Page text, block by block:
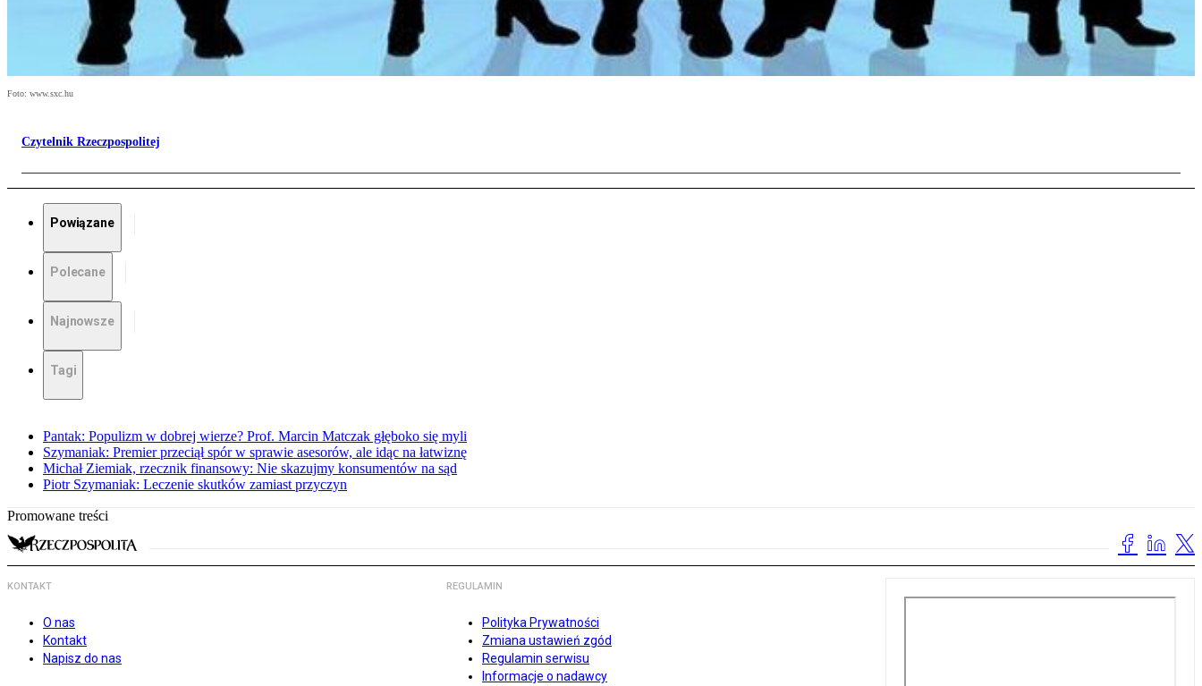
Foto: www.sxc.hu
Czytelnik Rzeczpospolitej
Powiązane
Polecane
Najnowsze
Tagi
Pantak: Populizm w dobrej wierze? Prof. Marcin Matczak głęboko się myli
Szymaniak: Premier przeciął spór w sprawie asesorów, ale idąc na łatwiznę
Michał Ziemiak, rzecznik finansowy: Nie skazujmy konsumentów na sąd
Piotr Szymaniak: Leczenie skutków zamiast przyczyn
Promowane treści
KONTAKT
O nas
Kontakt
Napisz do nas
REGULAMIN
Polityka Prywatności
Zmiana ustawień zgód
Regulamin serwisu
Informacje o nadawcy